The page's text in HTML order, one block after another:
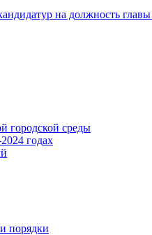
на должность главы
среды
годах
порядки